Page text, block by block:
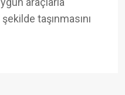
taşınmasını